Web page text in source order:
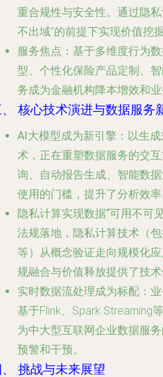
重合规性与安全性。通过隐
不出域”的前提下实现价值挖掘
服务焦点 ：基于多维度行为
型、个性化保险产品定制、
务成为金融机构降本增效和业
核心技术演进与数据服务
AI大模型成为新引擎 ：以生
术，正在重塑数据服务的交
询、自动报告生成、智能数
使用的门槛，提升了分析效率
隐私计算实现数据“可用不可
法规落地，隐私计算技术（
等）从概念验证走向规模化
规融合与价值释放提供了技术
实时数据流处理成为标配 ：
基于Flink、Spark Streaming
为中大型互联网企业数据服
预警和干预。
挑战与未来展望